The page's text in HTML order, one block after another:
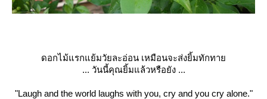
ดอกไม้แรกแย้มวัยละอ่อน เหมือนจะส่งยิ้มทักทา
... วันนี้คุณยิ้มแล้วหรือยัง ...
"Laugh and the world laughs with you, cry and you cry alone."